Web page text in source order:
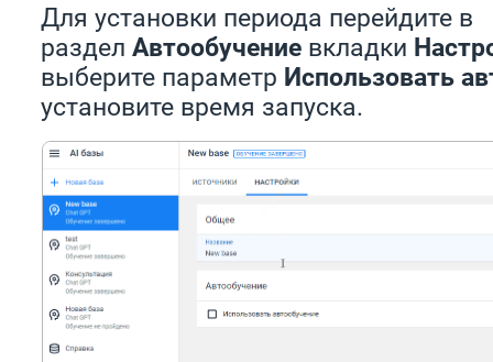
Для установки периода перейдите в
раздел Автообучение вкладки
выберите параметр Использовать
установите время запуска.